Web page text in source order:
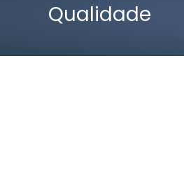
Qualidade